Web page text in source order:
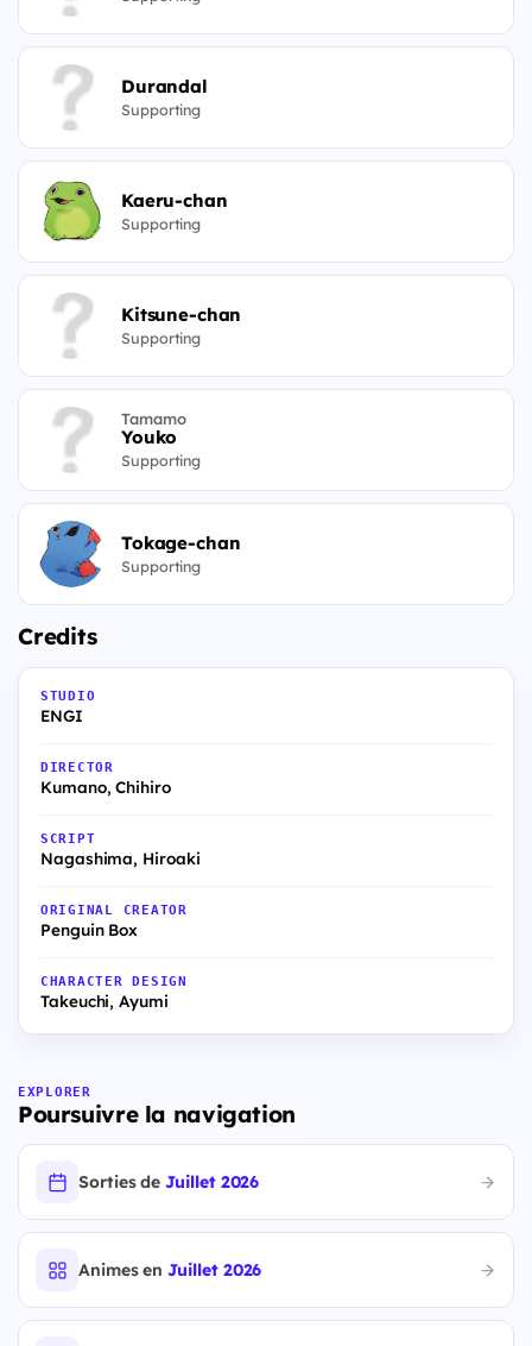
Durandal
Supporting
Kaeru-chan
Supporting
Kitsune-chan
Supporting
Tamamo
Youko
Supporting
Tokage-chan
Supporting
Credits
STUDIO
ENGI
DIRECTOR
Kumano, Chihiro
SCRIPT
Nagashima, Hiroaki
ORIGINAL CREATOR
Penguin Box
CHARACTER DESIGN
Takeuchi, Ayumi
EXPLORER
Poursuivre la navigation
Sorties deJuillet 2026
Animes enJuillet 2026